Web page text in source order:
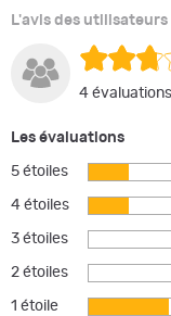
L'avis des utilisateurs
4
Les évaluations
5 étoiles
4 étoiles
3 étoiles
2 étoiles
1 étoile